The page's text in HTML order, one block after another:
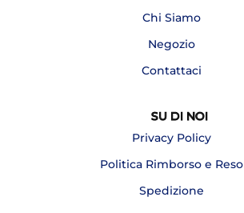
Chi Siamo
Negozio
Contattaci
SU DI NOI
Privacy Policy
Politica Rimborso e Reso
Spedizione